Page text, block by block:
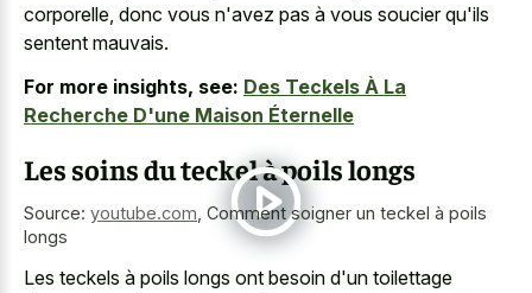
corporelle, donc vous n'avez pas à vous soucier qu'ils
sentent mauvais.
For more insights, see: Des Teckels À La
Recherche D'une Maison Éternelle
Les soins du teckel à poils longs
Source: youtube.com Comment soigner un teckel à poils
longs
Les teckels à poils longs ont besoin d'un toilettage